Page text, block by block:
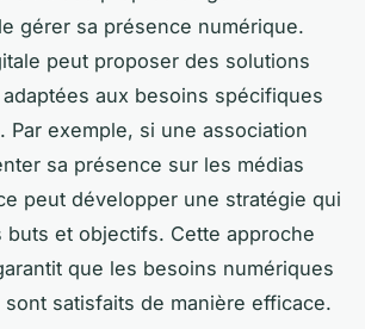
gérer sa présence numérique.
peut proposer des solutions
aux besoins spécifiques
Par exemple, si une association
sa présence sur les médias
peut développer une stratégie qui
buts et objectifs. Cette approche
que les besoins numériques
satisfaits de manière efficace.